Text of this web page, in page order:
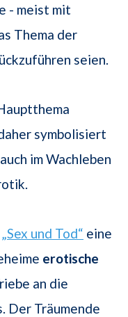
- meist mit
Thema der
seien.
symbolisiert
im Wachleben
„Sex und Tod“ eine
erotische
an die
Der Träumende